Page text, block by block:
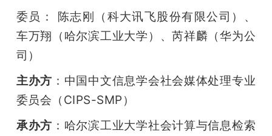
委员： 陈志刚（科大讯飞股份有限公司）、
车万翔（哈尔滨工业大学）、芮祥麟（华为公
司）
主办方 ：中国中文信息学会社会媒体处理专业
委员会（CIPS-SMP）
承办方 ：哈尔滨工业大学社会计算与信息检索